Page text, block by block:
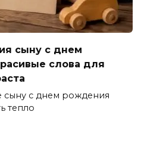
сыну с днем
слова для
сыну с днем рождения
тепло